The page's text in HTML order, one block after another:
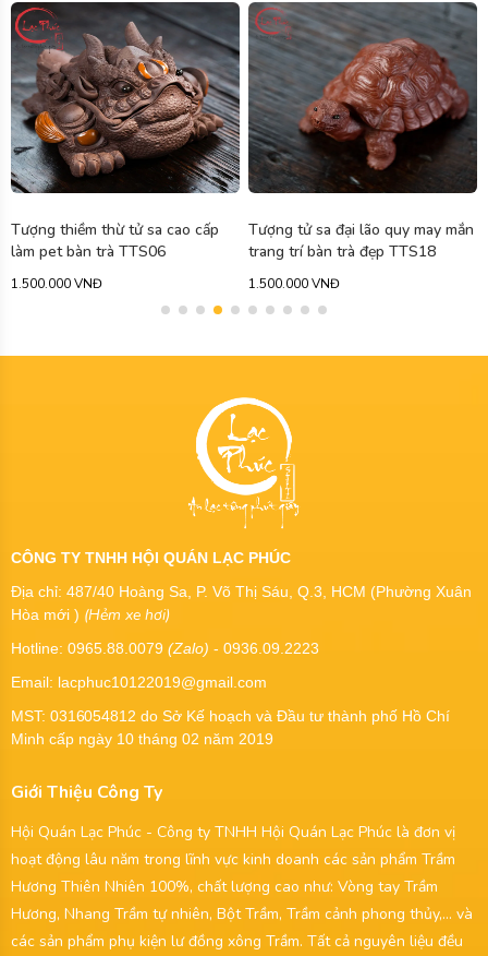
Tượng thiềm thừ tử sa cao cấp
làm pet bàn trà TTS06
1.500.000 VNĐ
Tượng tử sa đại lão quy may mắn
trang trí bàn trà đẹp TTS18
1.500.000 VNĐ
CÔNG TY TNHH HỘI QUÁN LẠC PHÚC
Địa chỉ: 487/40 Hoàng Sa, P. Võ Thị Sáu, Q.3, HCM (Phường Xuân
Hòa mới ) (Hẻm xe hơi)
Hotline: 0965.88.0079 (Zalo) - 0936.09.2223
Email: lacphuc10122019@gmail.com
MST: 0316054812 do Sở Kế hoạch và Đầu tư thành phố Hồ Chí
Minh cấp ngày 10 tháng 02 năm 2019
Giới Thiệu Công Ty
Hội Quán Lạc Phúc - Công ty TNHH Hội Quán Lạc Phúc là đơn vị
hoạt động lâu năm trong lĩnh vực kinh doanh các sản phẩm Trầm
Hương Thiên Nhiên 100%, chất lượng cao như: Vòng tay Trầm
Hương, Nhang Trầm tự nhiên, Bột Trầm, Trầm cảnh phong thủy,... và
các sản phẩm phụ kiện lư đồng xông Trầm. Tất cả nguyên liệu đều